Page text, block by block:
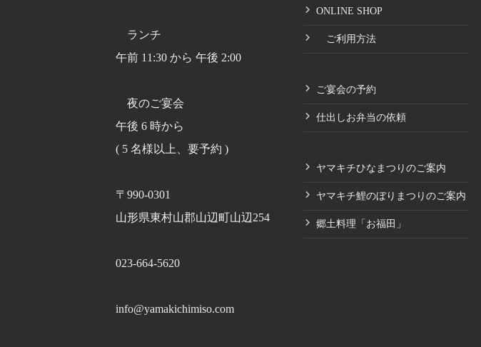
ランチ
午前 11:30 から 午後 2:00
夜のご宴会
午後 6 時から
( 5 名様以上、要予約 )
〒990-0301
山形県東村山郡山辺町山辺254
023-664-5620
info@yamakichimiso.com
ONLINE SHOP
ご利用方法
ご宴会の予約
仕出しお弁当の依頼
ヤマキチひなまつりのご案内
ヤマキチ鯉のぼりまつりのご案内
郷土料理「お福田」